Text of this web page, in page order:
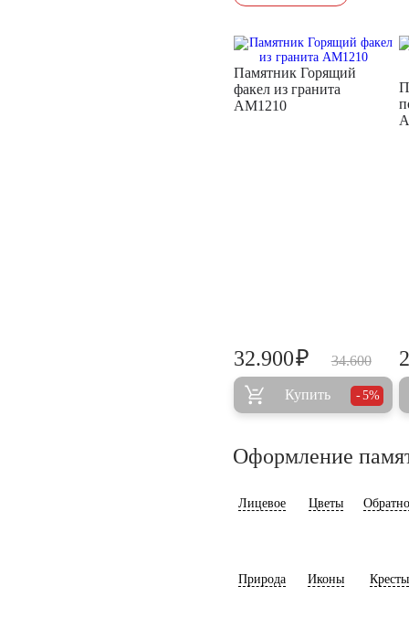
Памятник Горящий
факел из гранита
AM1210
34.600
32.900₽
Купить 5%
Оформление
Лицевое Цветы
Природа Иконы Кресты